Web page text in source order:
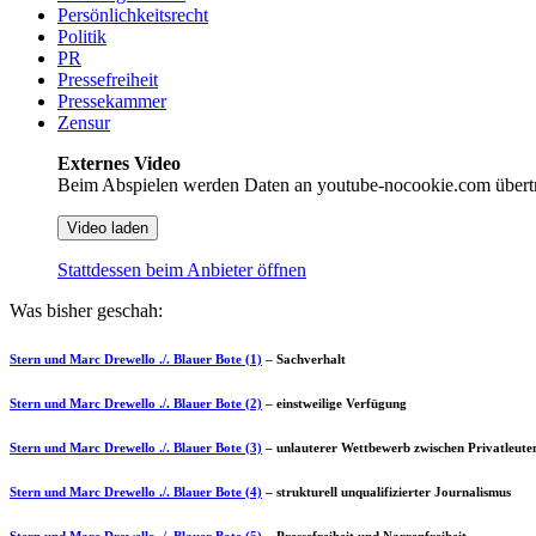
Persönlichkeitsrecht
Politik
PR
Pressefreiheit
Pressekammer
Zensur
Externes Video
Beim Abspielen werden Daten an youtube-nocookie.com
Video laden
Stattdessen beim Anbieter öffnen
Was bisher geschah:
Stern und Marc Drewello ./. Blauer Bote (1) – Sachverhalt
Stern und Marc Drewello ./. Blauer Bote (2) – einstweilige Verfügung
Stern und Marc Drewello ./. Blauer Bote (3) – unlauterer Wettbewerb zwischen
Stern und Marc Drewello ./. Blauer Bote (4) – strukturell unqualifizierter Journalismus